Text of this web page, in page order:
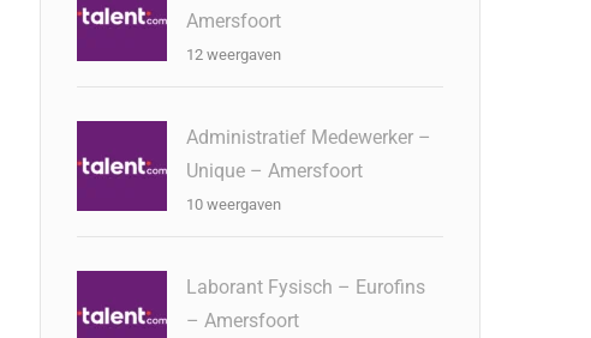
Amersfoort
12 weergaven
Administratief Medewerker –
Unique – Amersfoort
10 weergaven
Laborant Fysisch – Eurofins
– Amersfoort